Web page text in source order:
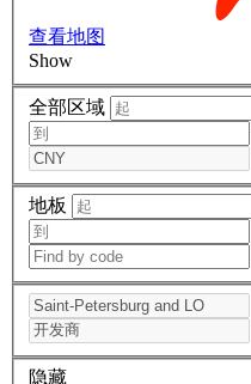
查看地图
Show
全部区域
地板
隐藏